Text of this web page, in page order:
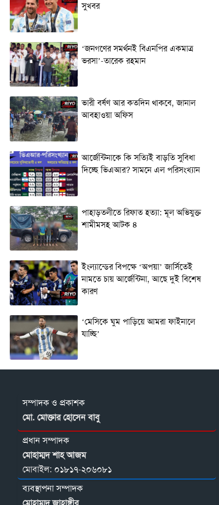
সুখবর
‘জনগণের সমর্থনই বিএনপির একমাত্র
ভরসা’-তারেক রহমান
ভারী বর্ষণ আর কতদিন থাকবে, জানাল
আবহাওয়া অফিস
আর্জেন্টিনাকে কি সত্যিই বাড়তি সুবিধা
দিচ্ছে ভিএআর? সামনে এল পরিসংখ্যান
পাহাড়তলীতে রিফাত হত্যা: মূল অভিযুক্ত
শামীমসহ আটক ৪
ইংল্যান্ডের বিপক্ষে ‘অপয়া’ জার্সিতেই
নামতে চায় আর্জেন্টিনা, আছে দুই বিশেষ
কারণ
‘মেসিকে ঘুম পাড়িয়ে আমরা ফাইনালে
যাচ্ছি’
সম্পাদক ও প্রকাশক
মো. মোক্তার হোসেন বাবু
প্রধান সম্পাদক
মোহাম্মদ শাহ আজম
মোবাইল: ০১৮১৭-২০৬০৮১
ব্যবস্থাপনা সম্পাদক